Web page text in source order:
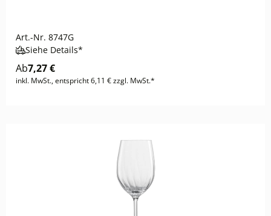
Art.-Nr. 8747G
Siehe Details*
Ab7,27 €
inkl. MwSt., entspricht 6,11 € zzgl. MwSt.*